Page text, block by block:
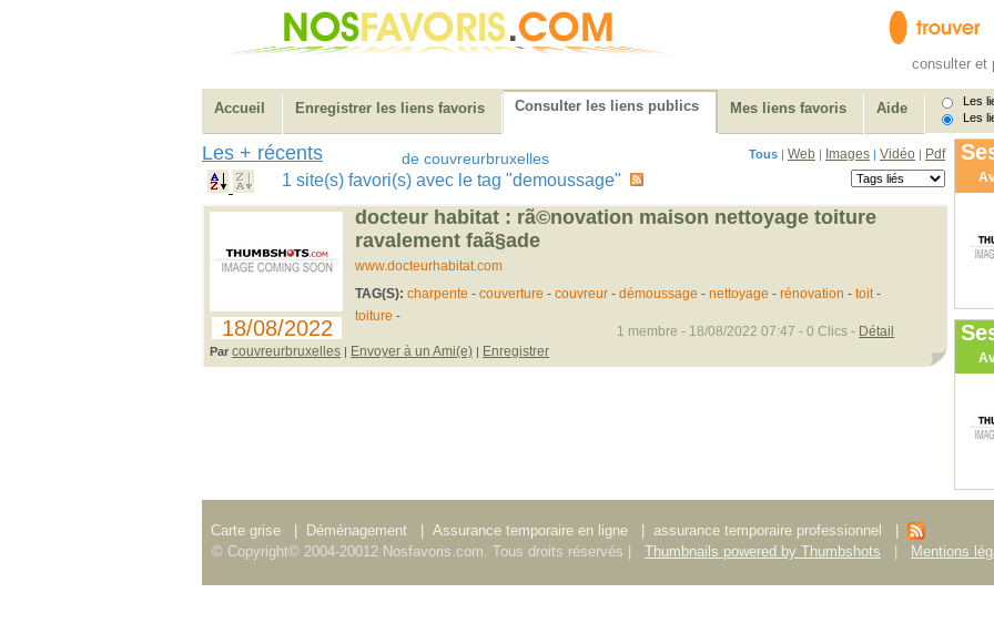
consulter et
Accueil Enregistrer les liens favoris Consulter les liens publics Mes liens favoris Aide
Les
Les
Les + récents de couvreurbruxelles Tous | Web | Images | Vidéo | Pdf
1 site(s) favori(s) avec le tag "demoussage"
18/08/2022
docteur habitat : rã©novation maison nettoyage toiture
ravalement faã§ade
www.docteurhabitat.com
TAG(S): charpente - couverture - couvreur- démoussage - nettoyage - rénovation - toit-
toiture -
Par couvreurbruxelles | Envoyer à un Ami(e) | Enregistrer
1 membre - 18/08/2022 07:47 - 0 Clics - Détail
Carte grise Déménagement Assurance temporaire en ligne assurance temporaire professionnel
© Copyright© 2004-20012 Nosfavoris.com. Tous droits réservés |
Thumbnails powered by Thumbshots Mentions